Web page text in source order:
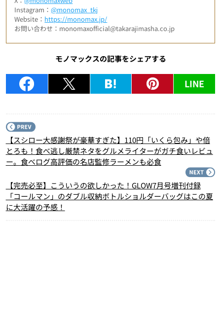
Instagram：@monomax_tkj
Website： https://monomax.jp/
お問い合わせ：monomaxofficial@takarajimasha.co.jp
モノマックスの記事をシェアする
LINE
【スシロー大感謝祭が豪華すぎた】110円「いくら包み」や倍
とろも！食べ逃し厳禁ネタをグルメライターがガチ食いレビュ
ー。食べログ高評価の名店監修ラーメンも必食
【完売必至】こういうの欲しかった！GLOW7月号増刊付録
「コールマン」のダブル収納ボトルショルダーバッグはこの夏
に大活躍の予感！